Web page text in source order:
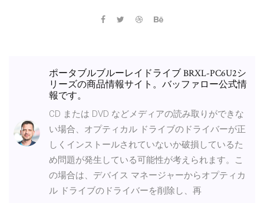
ポータブルブルーレイドライブ BRXL-PC6U2シ
リーズの商品情報サイト。バッファロー公式情
報です。
CD または DVD などメディアの読み取りができな
い場合、オプティカル ドライブのドライバーが正
しくインストールされていないか破損しているた
め問題が発生している可能性が考えられます。こ
の場合は、デバイス マネージャーからオプティカ
ル ドライブのドライバーを削除し、再